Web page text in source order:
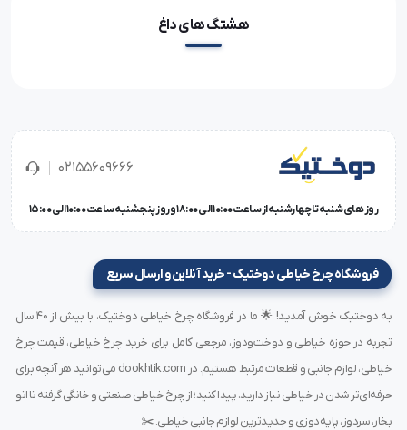
هشتگ های داغ
02155609666
روز های شنبه تا چهارشنبه از ساعت 10:00 الی 18:00 و روز پنجشنبه ساعت 10:00 الی 15:00
فروشگاه چرخ خیاطی دوختیک - خرید آنلاین و ارسال سریع
به دوختیک خوش آمدید! 🌟 ما در فروشگاه چرخ خیاطی دوختیک، با بیش از ۴۰ سال
تجربه در حوزه خیاطی و دوخت‌ودوز، مرجعی کامل برای خرید چرخ خیاطی، قیمت چرخ
خیاطی، لوازم جانبی و قطعات مرتبط هستیم. در dookhtik.com می‌توانید هر آنچه برای
حرفه‌ای‌تر شدن در خیاطی نیاز دارید، پیدا کنید؛ از چرخ خیاطی صنعتی و خانگی گرفته تا اتو
بخار، سردوز، پایه‌دوزی و جدیدترین لوازم جانبی خیاطی. ✂️